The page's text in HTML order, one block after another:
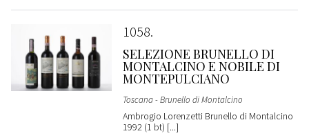
1058
SELEZIONE BRUNELLO DI
MONTALCINO E NOBILE DI
MONTEPULCIANO
Toscana - Brunello di Montalcino
Ambrogio Lorenzetti Brunello di Montalcino
1992 (1 bt) [...]